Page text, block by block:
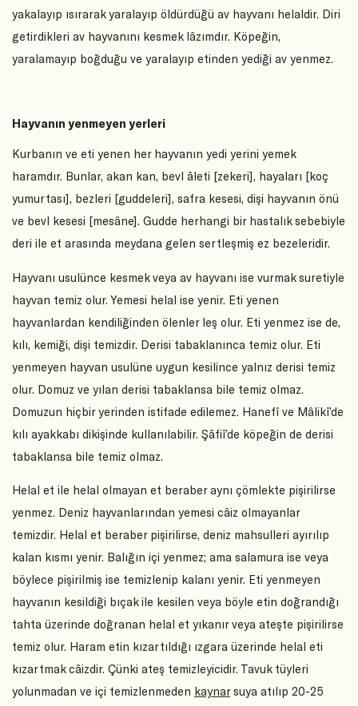
yakalayıp ısırarak yaralayıp öldürdüğü av hayvanı helaldir. Diri
getirdikleri av hayvanını kesmek lâzımdır. Köpeğin,
yaralamayıp boğduğu ve yaralayıp etinden yediği av yenmez.
Hayvanın yenmeyen yerleri
Kurbanın ve eti yenen her hayvanın yedi yerini yemek
haramdır. Bunlar, akan kan, bevl âleti [zekeri], hayaları [koç
yumurtası], bezleri [guddeleri], safra kesesi, dişi hayvanın önü
ve bevl kesesi [mesâne]. Gudde herhangi bir hastalık sebebiyle
deri ile et arasında meydana gelen sertleşmiş ez bezeleridir.
Hayvanı usulünce kesmek veya av hayvanı ise vurmak suretiyle
hayvan temiz olur. Yemesi helal ise yenir. Eti yenen
hayvanlardan kendiliğinden ölenler leş olur. Eti yenmez ise de,
kılı, kemiği, dişi temizdir. Derisi tabaklanınca temiz olur. Eti
yenmeyen hayvan usulüne uygun kesilince yalnız derisi temiz
olur. Domuz ve yılan derisi tabaklansa bile temiz olmaz.
Domuzun hiçbir yerinden istifade edilemez. Hanefî ve Mâlikî’de
kılı ayakkabı dikişinde kullanılabilir. Şâfiî’de köpeğin de derisi
tabaklansa bile temiz olmaz.
Helal et ile helal olmayan et beraber aynı çömlekte pişirilirse
yenmez. Deniz hayvanlarından yemesi câiz olmayanlar
temizdir. Helal et beraber pişirilirse, deniz mahsulleri ayırılıp
kalan kısmı yenir. Balığın içi yenmez; ama salamura ise veya
böylece pişirilmiş ise temizlenip kalanı yenir. Eti yenmeyen
hayvanın kesildiği bıçak ile kesilen veya böyle etin doğrandığı
tahta üzerinde doğranan helal et yıkanır veya ateşte pişirilirse
temiz olur. Haram etin kızartıldığı ızgara üzerinde helal eti
kızartmak câizdir. Çünki ateş temizleyicidir. Tavuk tüyleri
yolunmadan ve içi temizlenmeden kaynarsuya atılıp 20-25